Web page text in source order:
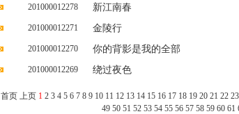
201000012278 新江南春
201000012271 金陵行
201000012270 你的背影是我的全部
201000012269 绕过夜色
首页 上页 1 2 3 4 5 6 7 8 9 10 11 12 13 14 15 16 17 18 19 20 21 22 23
49 50 51 52 53 54 55 56 57 58 59 60 61